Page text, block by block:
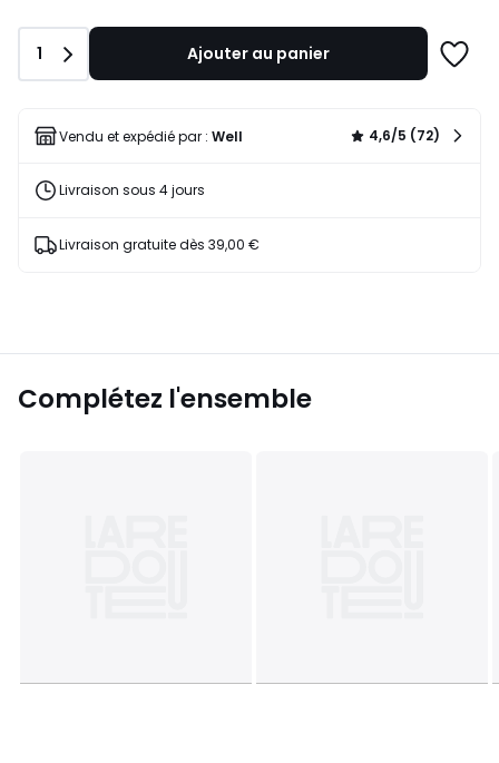
5,00
€
de
réduction
Quantité
1 Ajouter au panier
liste
Vendu et expédié par : Well 4,6/5 (72)
Livraison sous 4 jours
Livraison gratuite dès 39,00 €
Complétez l'ensemble